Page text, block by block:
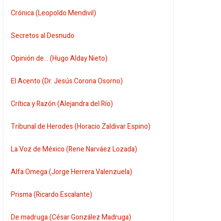
Crónica (Leopoldo Mendivil)
Secretos al Desnudo
Opinión de... (Hugo Alday Nieto)
El Acento (Dr. Jesús Corona Osorno)
Crítica y Razón (Alejandra del Río)
Tribunal de Herodes (Horacio Zaldivar Espino)
La Voz de México (Rene Narváez Lozada)
Alfa Omega (Jorge Herrera Valenzuela)
Prisma (Ricardo Escalante)
De madruga (César González Madruga)